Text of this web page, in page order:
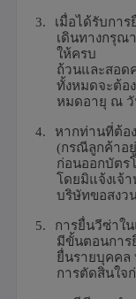
3.
เมื่อได้รับกา
เดินทางกรุณ
ให้ครบ
ถ้วนและสอด
ทั้งหมดจะต้อ
หมดอายุ ณ
4.
หากท่านที่ต้อ
(กรณีลูกค้าอ
ก่อนออกบัตร
โดยมิแจ้งเจ้
บริษัทขอสงว
5.
การยื่นวีซ่าใ
มีขั้นตอนการ
ยื่นรายบุคคล
การตัดสินใจ